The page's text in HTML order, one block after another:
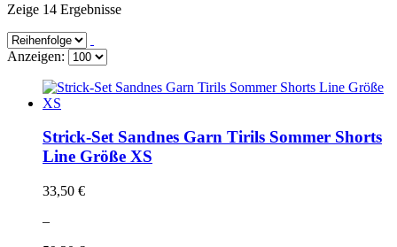
Zeige 14 Ergebnisse
Anzeigen:
Strick-Set Sandnes Garn Tirils Sommer Shorts
Line Größe XS
33,50 €
–